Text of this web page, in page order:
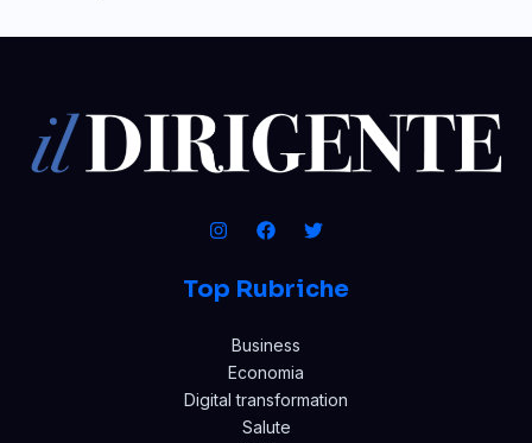
Top Rubriche
Business
Economia
Digital transformation
Salute